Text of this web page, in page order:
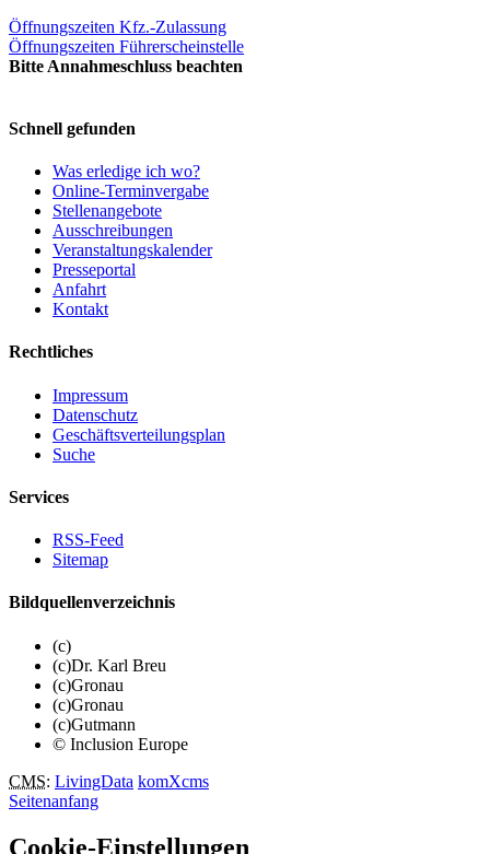
Öffnungszeiten Kfz.-Zulassung
Öffnungszeiten Führerscheinstelle
Bitte Annahmeschluss beachten
Schnell gefunden
Was erledige ich wo?
Online-Terminvergabe
Stellenangebote
Ausschreibungen
Veranstaltungskalender
Presseportal
Anfahrt
Kontakt
Rechtliches
Impressum
Datenschutz
Geschäftsverteilungsplan
Suche
Services
RSS-Feed
Sitemap
Bildquellenverzeichnis
(c)
(c)Dr. Karl Breu
(c)Gronau
(c)Gronau
(c)Gutmann
© Inclusion Europe
CMS: LivingData komXcms
Seitenanfang
Cookie-Einstellungen